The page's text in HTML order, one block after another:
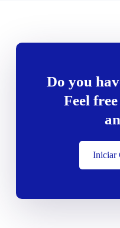
Do you
Feel
Iniciar